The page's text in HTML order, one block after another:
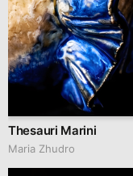
Thesauri Marini
Maria Zhudro